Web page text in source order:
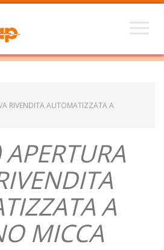
RIVENDITA AUTOMATIZZATA A
A
MICCA